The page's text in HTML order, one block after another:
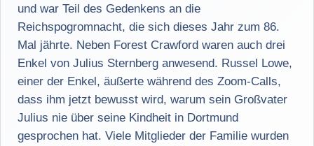
und war Teil des Gedenkens an die
Reichspogromnacht, die sich dieses Jahr zum 86.
Mal jährte. Neben Forest Crawford waren auch drei
Enkel von Julius Sternberg anwesend. Russel Lowe,
einer der Enkel, äußerte während des Zoom-Calls,
dass ihm jetzt bewusst wird, warum sein Großvater
Julius nie über seine Kindheit in Dortmund
gesprochen hat. Viele Mitglieder der Familie wurden